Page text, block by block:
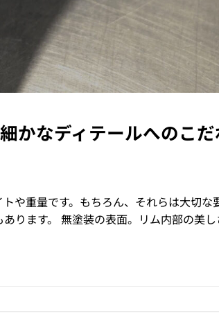
かなディテールへのこだ
や重量です。もちろん、それらは大切な
ります。 無塗装の表面。リム内部の美